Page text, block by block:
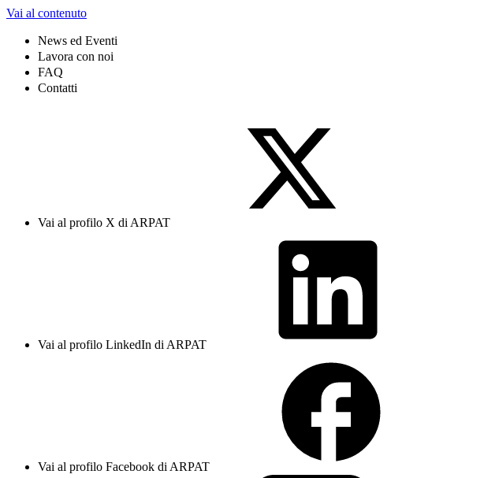
Vai al contenuto
News ed Eventi
Lavora con noi
FAQ
Contatti
Vai al profilo X di ARPAT
Vai al profilo LinkedIn di ARPAT
Vai al profilo Facebook di ARPAT